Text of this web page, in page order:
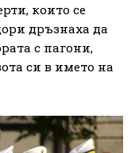
които се
дръзнаха да
с пагони,
си в името на